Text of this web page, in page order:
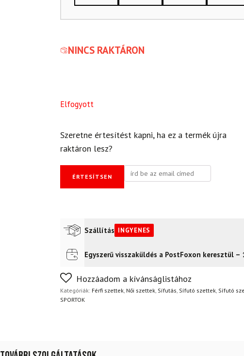
NINCS RAKTÁRON
Elfogyott
Szeretne értesítést kapni, ha ez a termék újra
raktáron lesz?
ÉRTESÍTSEN
Szállítás INGYENES
Futár a címreIngyenes
Egyszerű visszaküldés a PostFoxon keresztül –
Nem biztos a választásában? Semmi gond – a terméket
napon belül, indoklás nélkül.Mik a visszaküldés
Hozzáadom a kívánságlistához
Kategóriák: Férfi szettek, Női szettek, Sífutás Sífutó szettek, Sífutó
SPORTOK